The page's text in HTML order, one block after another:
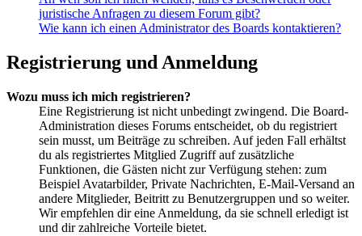
juristische Anfragen zu diesem Forum gibt?
Wie kann ich einen Administrator des Boards kontaktieren?
Registrierung und Anmeldung
Wozu muss ich mich registrieren?
Eine Registrierung ist nicht unbedingt zwingend. Die Board-
Administration dieses Forums entscheidet, ob du registriert
sein musst, um Beiträge zu schreiben. Auf jeden Fall erhältst
du als registriertes Mitglied Zugriff auf zusätzliche
Funktionen, die Gästen nicht zur Verfügung stehen: zum
Beispiel Avatarbilder, Private Nachrichten, E-Mail-Versand an
andere Mitglieder, Beitritt zu Benutzergruppen und so weiter.
Wir empfehlen dir eine Anmeldung, da sie schnell erledigt ist
und dir zahlreiche Vorteile bietet.